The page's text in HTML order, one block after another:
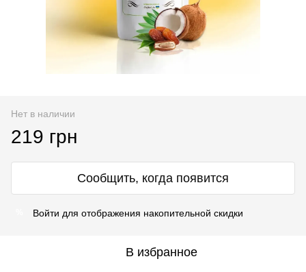
Нет в наличии
219 грн
Сообщить, когда появится
Войти для отображения накопительной скидки
В избранное